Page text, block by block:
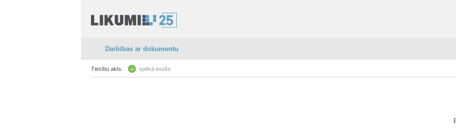
Darbības ar dokumentu
Tiesību akts: spēkā esošs